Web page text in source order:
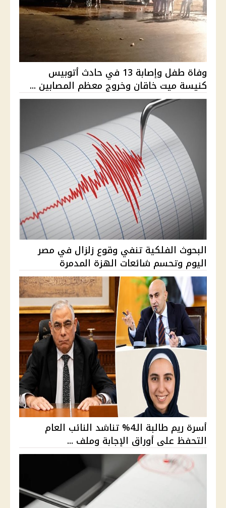
وفاة طفل وإصابة 13 في حادث أتوبيس
كنيسة ميت خاقان وخروج معظم المصابين ...
البحوث الفلكية تنفي وقوع زلزال في مصر
اليوم وتحسم شائعات الهزة المدمرة
أسرة ريم طالبة الـ4% تناشد النائب العام
التحفظ على أوراق الإجابة وملف ...